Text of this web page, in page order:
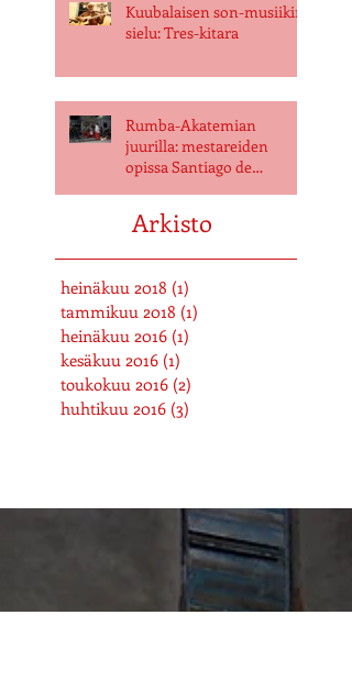
Kuubalaisen son-musiikin
sielu: Tres-kitara
Rumba-Akatemian
juurilla: mestareiden
opissa Santiago de
Arkisto
heinäkuu 2018 (1)
tammikuu 2018 (1)
heinäkuu 2016 (1)
kesäkuu 2016 (1)
toukokuu 2016 (2)
huhtikuu 2016 (3)